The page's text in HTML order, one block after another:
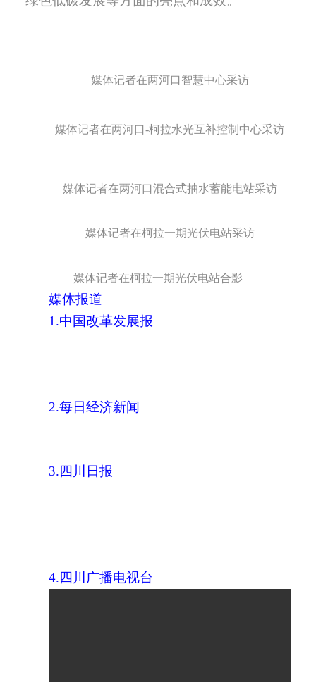
媒体记者在两河口 智慧中心采访
媒体记者在两河口-柯拉水光互补控制中心采访
媒体记者在两河口混合式抽水蓄能电站采访
媒体记者在柯拉一期光伏电站采访
媒体记者在柯拉一期光伏电站合影
媒体报道
1.中国改革发展报
2.每日经济新闻
3.四川日报
4.四川广播电视台